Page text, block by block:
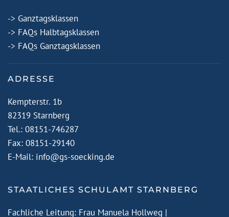
-> Ganztagsklassen
-> FAQs Halbtagsklassen
-> FAQs Ganztagsklassen
ADRESSE
Kempterstr. 1b
82319 Starnberg
Tel.: 08151-746287
Fax: 08151-29140
E-Mail: info@gs-soecking.de
STAATLICHES SCHULAMT STARNBERG
Fachliche Leitung: Frau Manuela Hollweg |